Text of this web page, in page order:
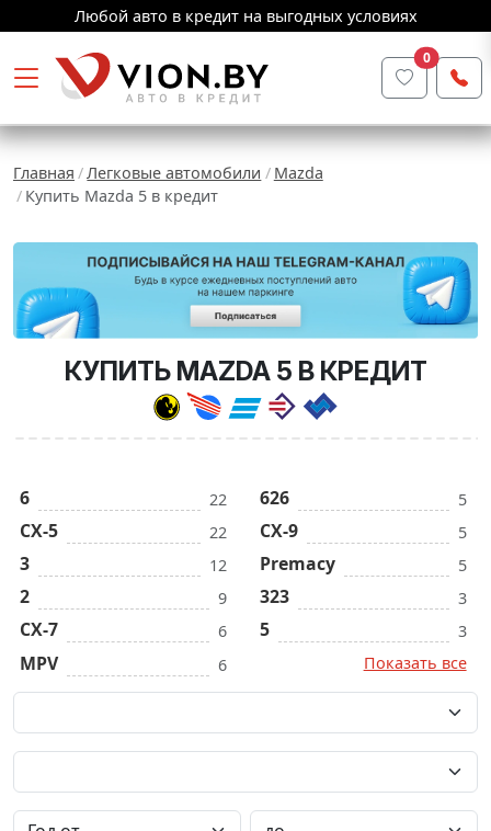
Любой авто в кредит на выгодных условиях
0
Главная Легковые автомобили
Mazda
Купить Mazda 5 в кредит
КУПИТЬ MAZDA 5 В КРЕДИТ
6 22
CX-5 22
3 12
2 9
CX-7 6
MPV 6
626 5
CX-9 5
Premacy 5
323 3
5
3
Показать все